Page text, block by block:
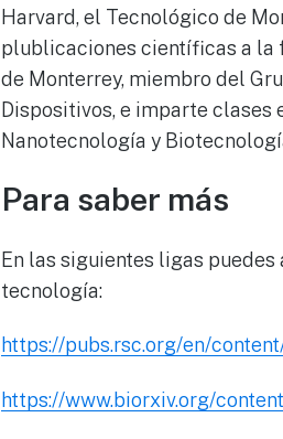
Harvard, el Tecnológico de
plublicaciones científicas a la
de Monterrey, miembro del
Dispositivos, e imparte clases
Nanotecnología y
Para saber más
En las siguientes ligas
tecnología:
https://pubs.rsc.org/en/
https://www.biorxiv.org/